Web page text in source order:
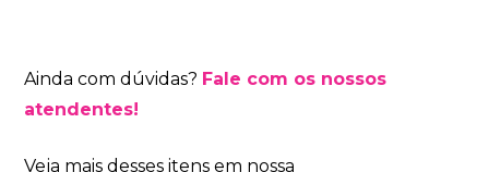
Ainda com dúvidas? Fale com os nossos
atendentes!
Veja mais desses itens em nossa